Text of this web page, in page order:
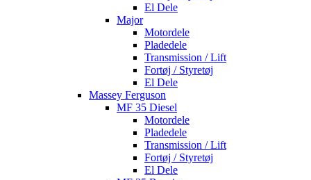
El Dele
Major
Motordele
Pladedele
Transmission / Lift
Fortøj / Styretøj
El Dele
Massey Ferguson
MF 35 Diesel
Motordele
Pladedele
Transmission / Lift
Fortøj / Styretøj
El Dele